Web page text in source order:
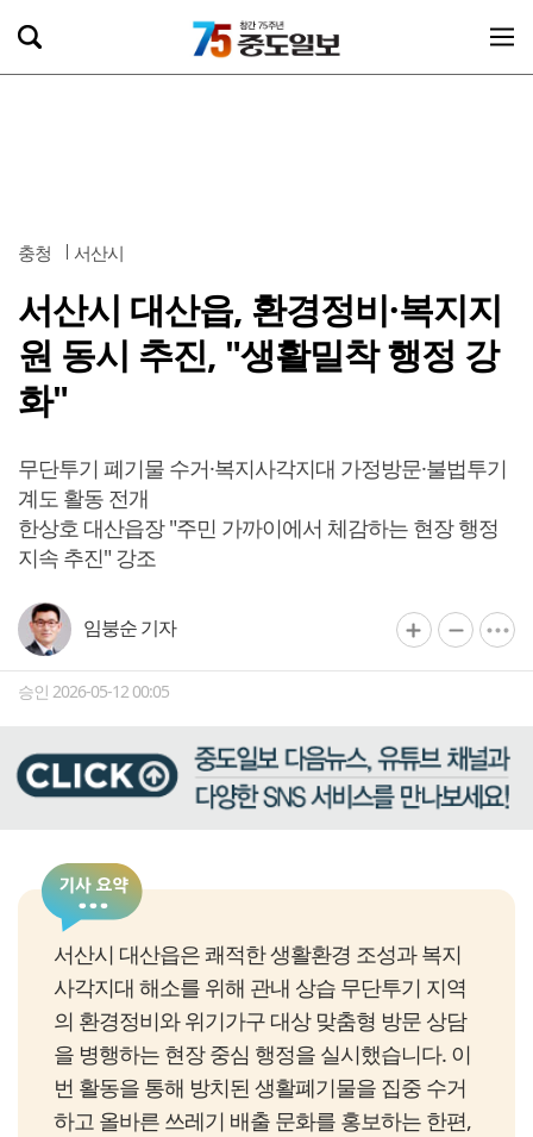
충청 서산시
서산시 대산읍, 환경정비·복지지
원 동시 추진, "생활밀착 행정 강
화"
무단투기 폐기물 수거·복지사각지대 가정방문·불법투기
계도 활동 전개
한상호 대산읍장 "주민 가까이에서 체감하는 현장 행정
지속 추진" 강조
임붕순 기자
승인 2026-05-12 00:05
서산시 대산읍은 쾌적한 생활환경 조성과 복지
사각지대 해소를 위해 관내 상습 무단투기 지역
의 환경정비와 위기가구 대상 맞춤형 방문 상담
을 병행하는 현장 중심 행정을 실시했습니다. 이
번 활동을 통해 방치된 생활폐기물을 집중 수거
하고 올바른 쓰레기 배출 문화를 홍보하는 한편,